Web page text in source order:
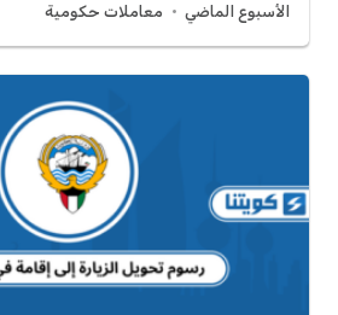
الأسبوع الماضي معاملات حكومية